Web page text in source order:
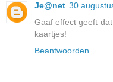
Je@net 30
Gaaf effect geeft
kaartjes!
Beantwoorden